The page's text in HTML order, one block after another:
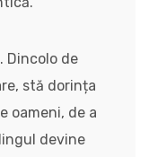
Dincolo de
stă dorința
oameni, de a
devine